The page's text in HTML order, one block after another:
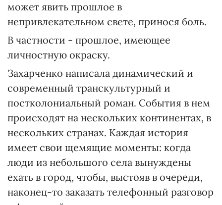
может явить прошлое в
непривлекательном свете, принося боль.
В частности - прошлое, имеющее
личностную окраску.
Захарченко написала динамический и
современный транскультурный и
постколониальный роман. События в нем
происходят на нескольких континентах, в
нескольких странах. Каждая история
имеет свои щемящие моменты: когда
люди из небольшого села вынуждены
ехать в город, чтобы, выстояв в очереди,
наконец-то заказать телефонный разговор